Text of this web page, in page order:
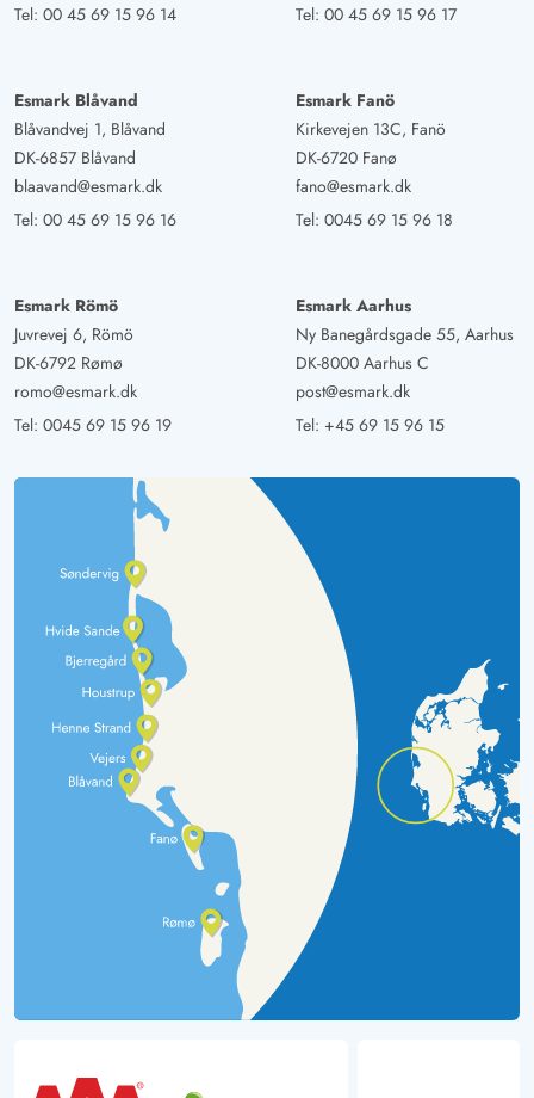
Tel: 00 45 69 15 96 14
Tel: 00 45 69 15 96 17
Esmark Blåvand
Blåvandvej 1, Blåvand
DK-6857 Blåvand
blaavand@esmark.dk
Tel: 00 45 69 15 96 16
Esmark Fanö
Kirkevejen 13C, Fanö
DK-6720 Fanø
fano@esmark.dk
Tel: 0045 69 15 96 18
Esmark Römö
Juvrevej 6, Römö
DK-6792 Rømø
romo@esmark.dk
Tel: 0045 69 15 96 19
Esmark Aarhus
Ny Banegårdsgade 55, Aarhus
DK-8000 Aarhus C
post@esmark.dk
Tel: +45 69 15 96 15